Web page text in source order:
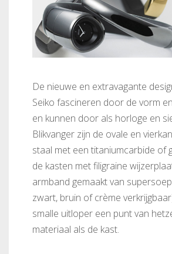
De nieuwe en extravagante
Seiko fascineren door de vorm
en kunnen door als horloge en
Blikvanger zijn de ovale en
staal met een titaniumcarbide of
de kasten met filigraine
armband gemaakt van
zwart, bruin of crème
smalle uitloper een punt van
materiaal als de kast.